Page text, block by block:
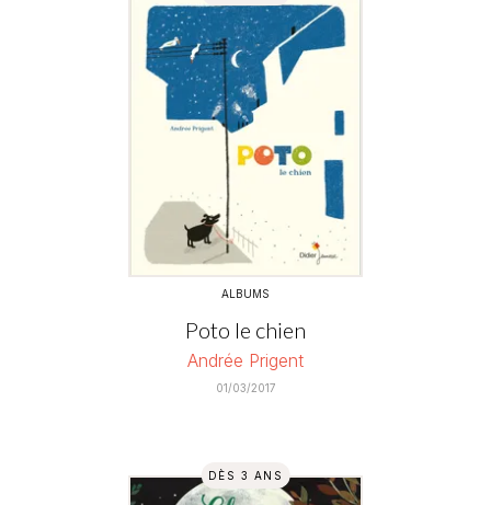
ALBUMS
Poto le chien
Andrée Prigent
01/03/2017
DÈS 3 ANS